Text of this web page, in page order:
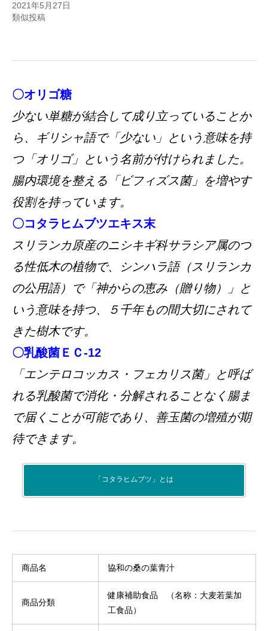
2021年5月27日
類似投稿
〇オリゴ糖
少ない単糖が結合して成り立っていることか
ら、ギリシャ語で「少ない」という意味を持
つ「オリゴ」という名前が付けられました。
腸内環境を整える「ビフィズス菌」を増やす
役割を持っています。
〇コタラヒムブツエキス末
スリランカ原産のニシキギ科サラシア属のつ
る性低木の植物で、シンハラ語（スリランカ
の公用語）で「神からの恵み（贈り物）」と
いう意味を持つ、５千年もの間大切にされて
きた樹木です。
〇乳酸菌ＥＣ-12
「エンテロコッカス・フェカリス菌」と呼ば
れる乳酸菌で消化・分解されることなく腸ま
で届くことが可能であり、善玉菌の増殖が期
待できます。
「コタラヒムブツ」とは
商品名 協和の桑の葉青汁
商品分類
健康補助食品 （名称：大麦若葉加
工食品）